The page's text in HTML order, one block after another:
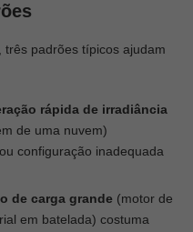
padrões típicos ajudam
rápida de irradiância
de uma nuvem)
configuração inadequada
de carga grande (motor de
em batelada) costuma